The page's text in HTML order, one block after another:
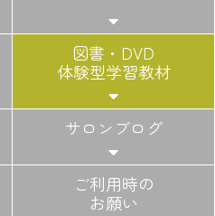
図書・DVD
体験型学習教材
サロンブログ
ご利用時の
お願い